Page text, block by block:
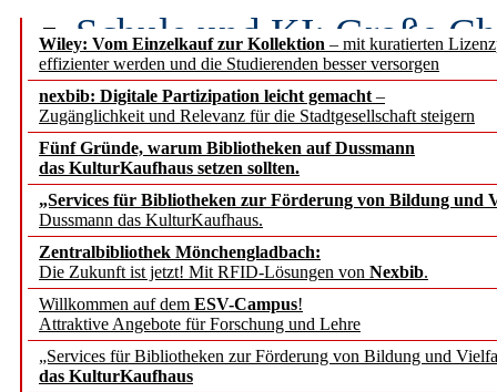
Wiley: Vom Einzelkauf zur Kollektion – mit kuratierten
effizienter werden und die Studierenden besser versorgen
nexbib: Digitale Partizipation leicht gemacht –
Zugänglichkeit und Relevanz für die Stadtgesellschaft steigern
Fünf Gründe, warum Bibliotheken auf Dussmann
das KulturKaufhaus setzen sollten.
„Services für Bibliotheken zur Förderung von Bildung und
Dussmann das KulturKaufhaus.
Zentralbibliothek Mönchengladbach:
Die Zukunft ist jetzt! Mit RFID-Lösungen von Nexbib.
Willkommen auf dem ESV-Campus!
Attraktive Angebote für Forschung und Lehre
„Services für Bibliotheken zur Förderung von Bildung und
das KulturKaufhaus
Schule und KI: Große
Voraussetzungen
Erfolgreiches erstes
Segment Research –
angepasst
konstruktiv!